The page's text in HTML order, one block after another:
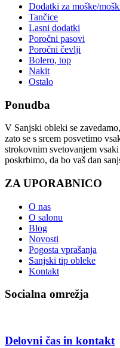
Dodatki za moške/
Tančice
Lasni dodatki
Poročni pasovi
Poročni čevlji
Bolero, top
Nakit
Ostalo
Ponudba
V Sanjski obleki se
zato se s srcem posvetimo
strokovnim svetovanjem
poskrbimo, da bo vaš dan
ZA UPORABNICO
O nas
O salonu
Blog
Novosti
Pogosta vprašanja
Sanjski tip obleke
Kontakt
Socialna omrežja
Delovni čas in kontakt